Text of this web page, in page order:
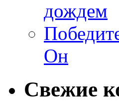
дождем
Он
Свежие